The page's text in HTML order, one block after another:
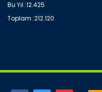
Bu Yıl :12.425
Toplam :212.120